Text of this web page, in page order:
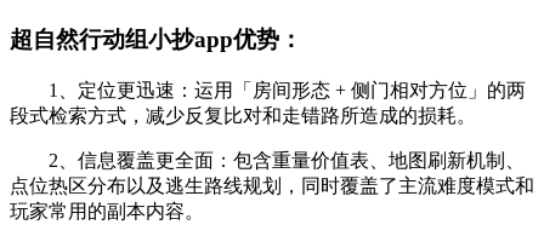
超自然行动组小抄app优势：
1、定位更迅速：运用「房间形态 + 侧门相对方位」的两
段式检索方式，减少反复比对和走错路所造成的损耗。
2、信息覆盖更全面：包含重量价值表、地图刷新机制、
点位热区分布以及逃生路线规划，同时覆盖了主流难度模式和
玩家常用的副本内容。